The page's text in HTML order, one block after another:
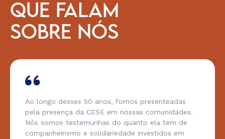
QUE FALAM
SOBRE NÓS
Ao longo desses 50 anos, fomos presenteadas
pela presença da CESE em nossas comunidades.
Nós somos testemunhas do quanto ela tem de
companheirismo e solidariedade investidos em